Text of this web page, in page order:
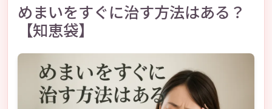
めまいをすぐに治す方法はある？
【知恵袋】